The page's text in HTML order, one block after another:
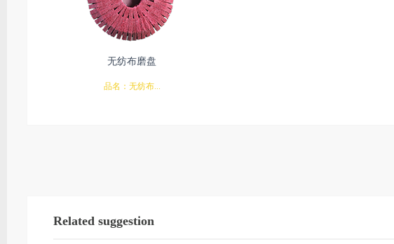
无纺布磨盘
品名：无纺布...
Related suggestion